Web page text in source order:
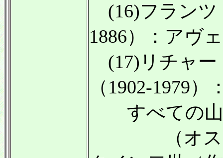
(16)フランツ
1886）：アヴ
(17)リチャー
（1902-1979）
すべての山
（オスカ